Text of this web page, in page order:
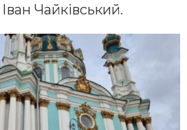
Чайківський.